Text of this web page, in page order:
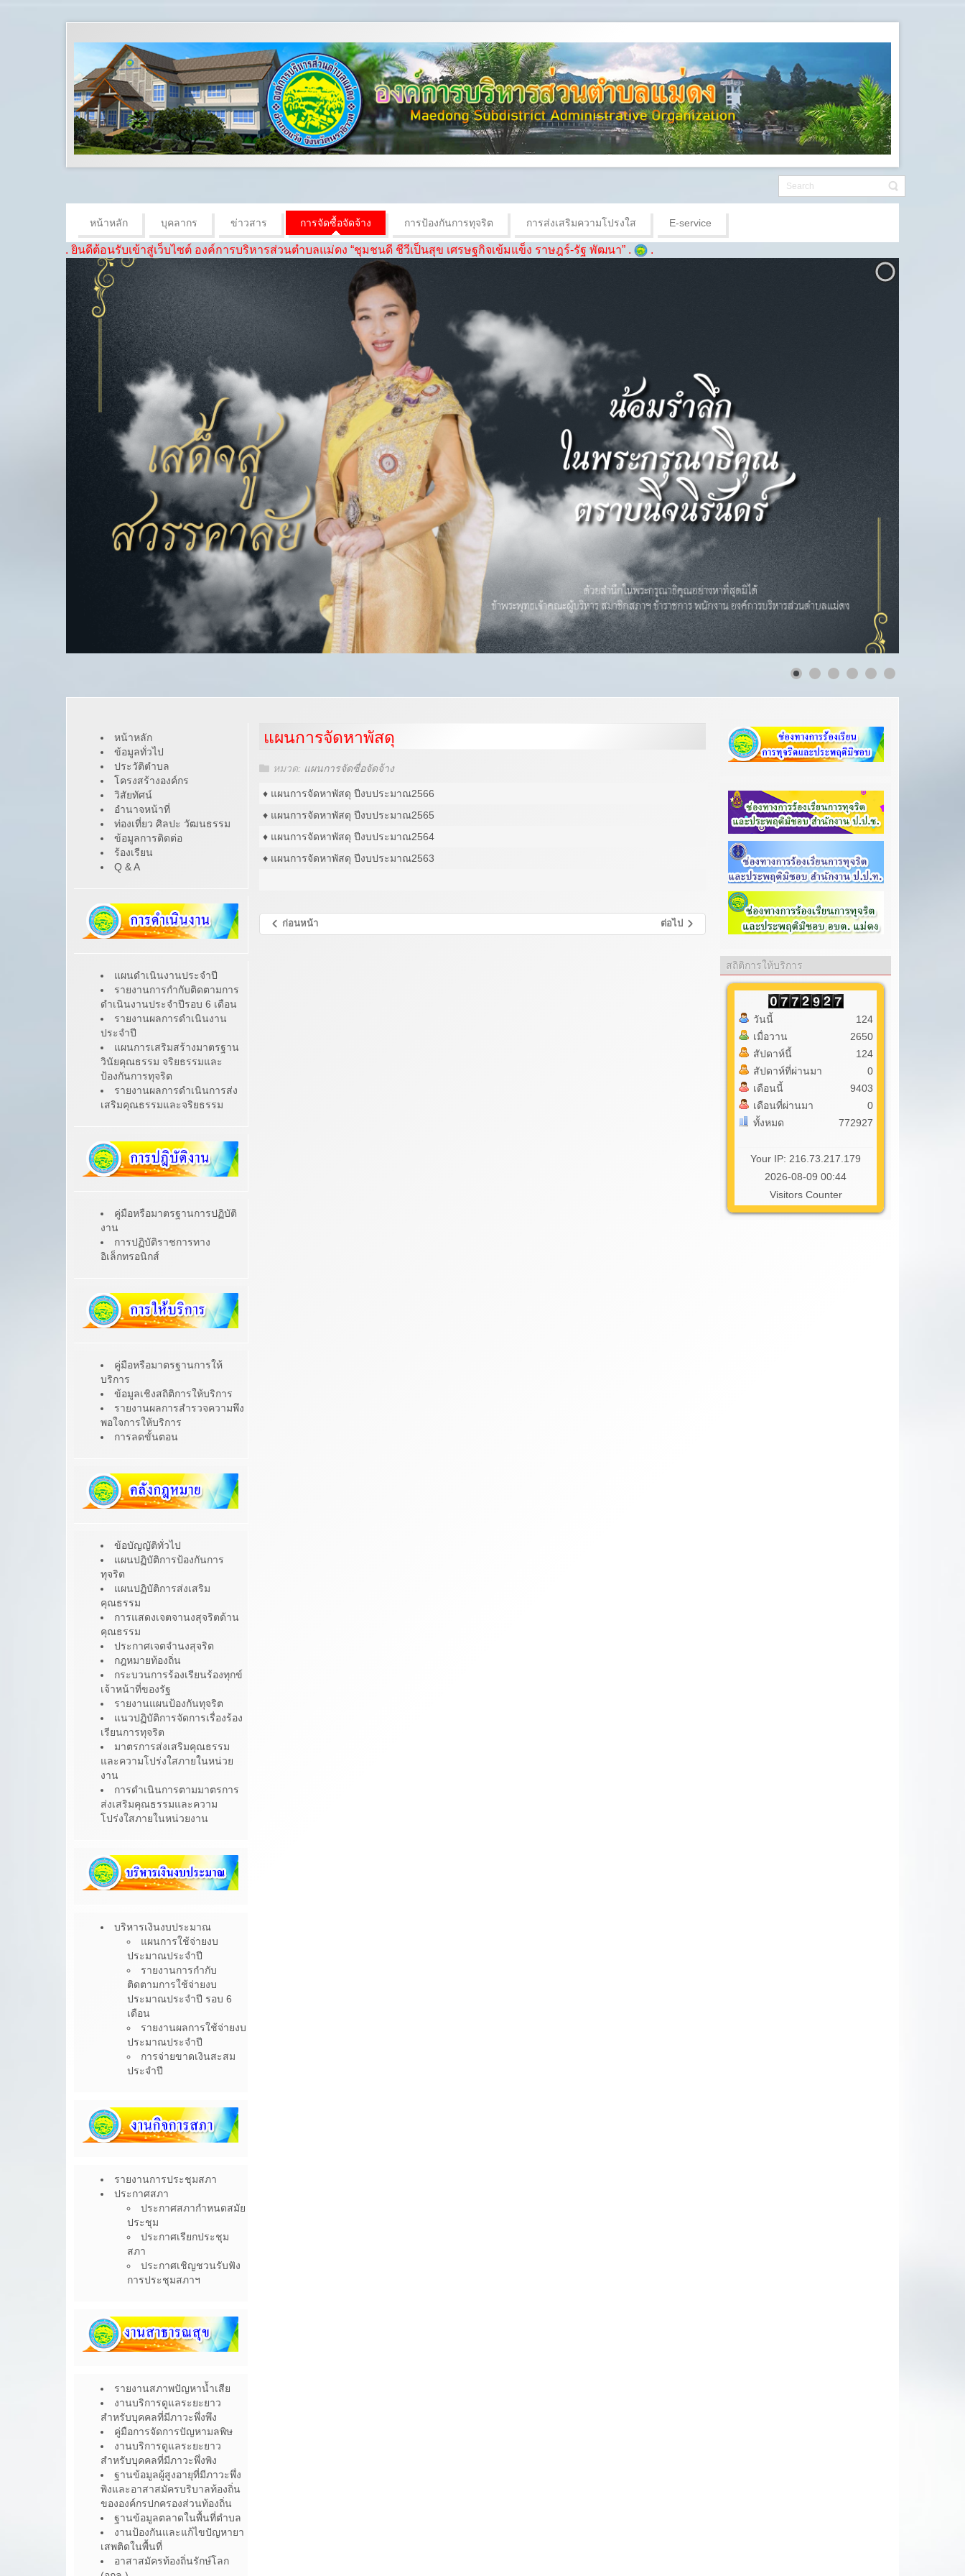
หน้าหลัก บุคลากร ข่าวสาร การจัดซื้อจัดจ้าง การป้องกันการทุจริต การส่งเสริมความโปรงใส E-service
. ยินดีต้อนรับเข้าสู่เว็บไซต์ องค์การบริหารส่วนตำบลแม่ดง “ชุมชนดี ชีวีเป็นสุข เศรษฐกิจเข้มแข็ง ราษฎร์-รัฐ พัฒนา” . .
หน้าหลัก
ข้อมูลทั่วไป
ประวัติตำบล
โครงสร้างองค์กร
วิสัยทัศน์
อำนาจหน้าที่
ท่องเที่ยว ศิลปะ วัฒนธรรม
ข้อมูลการติดต่อ
ร้องเรียน
Q & A
แผนดำเนินงานประจำปี
รายงานการกำกับติดตามการ
ดำเนินงานประจำปีรอบ 6 เดือน
รายงานผลการดำเนินงาน
ประจำปี
แผนการเสริมสร้างมาตรฐาน
วินัยคุณธรรม จริยธรรมและ
ป้องกันการทุจริต
รายงานผลการดำเนินการส่ง
เสริมคุณธรรมและจริยธรรม
คู่มือหรือมาตรฐานการปฏิบัติ
งาน
การปฏิบัติราชการทาง
อิเล็กทรอนิกส์
คู่มือหรือมาตรฐานการให้
บริการ
ข้อมูลเชิงสถิติการให้บริการ
รายงานผลการสำรวจความพึง
พอใจการให้บริการ
การลดขั้นตอน
ข้อบัญญัติทั่วไป
แผนปฏิบัติการป้องกันการ
ทุจริต
แผนปฏิบัติการส่งเสริม
คุณธรรม
การแสดงเจตจานงสุจริตด้าน
คุณธรรม
ประกาศเจตจำนงสุจริต
กฎหมายท้องถิ่น
กระบวนการร้องเรียนร้องทุกข์
เจ้าหน้าที่ของรัฐ
รายงานแผนป้องกันทุจริต
แนวปฏิบัติการจัดการเรื่องร้อง
เรียนการทุจริต
มาตรการส่งเสริมคุณธรรม
และความโปร่งใสภายในหน่วย
งาน
การดำเนินการตามมาตรการ
ส่งเสริมคุณธรรมและความ
โปร่งใสภายในหน่วยงาน
บริหารเงินงบประมาณ
แผนการใช้จ่ายงบ
ประมาณประจำปี
รายงานการกำกับ
ติดตามการใช้จ่ายงบ
ประมาณประจำปี รอบ 6
เดือน
รายงานผลการใช้จ่ายงบ
ประมาณประจำปี
การจ่ายขาดเงินสะสม
ประจำปี
รายงานการประชุมสภา
ประกาศสภา
ประกาศสภากำหนดสมัย
ประชุม
ประกาศเรียกประชุม
สภา
ประกาศเชิญชวนรับฟัง
การประชุมสภาฯ
รายงานสภาพปัญหาน้ำเสีย
งานบริการดูแลระยะยาว
สำหรับบุคคลที่มีภาวะพึ่งพึง
คู่มือการจัดการปัญหามลพิษ
งานบริการดูแลระยะยาว
สำหรับบุคคลที่มีภาวะพึ่งพิง
ฐานข้อมูลผู้สูงอายุที่มีภาวะพึ่ง
พิงและอาสาสมัครบริบาลท้องถิ่น
ขององค์กรปกครองส่วนท้องถิ่น
ฐานข้อมูลตลาดในพื้นที่ตำบล
งานป้องกันและแก้ไขปัญหายา
เสพติดในพื้นที่
อาสาสมัครท้องถิ่นรักษ์โลก
แผนการจัดหาพัสดุ
หมวด: แผนการจัดซื่อจัดจ้าง
♦ แผนการจัดหาพัสดุ ปีงบประมาณ2566
♦ แผนการจัดหาพัสดุ ปีงบประมาณ2565
♦ แผนการจัดหาพัสดุ ปีงบประมาณ2564
♦ แผนการจัดหาพัสดุ ปีงบประมาณ2563
ก่อนหน้า ต่อไป
สถิติการให้บริการ
วันนี้
เมื่อวาน
สัปดาห์นี้
สัปดาห์ที่ผ่านมา
เดือนนี้
เดือนที่ผ่านมา
ทั้งหมด
124
2650
124
0
9403
0
772927
Your IP: 216.73.217.179
2026-08-09 00:44
Visitors Counter